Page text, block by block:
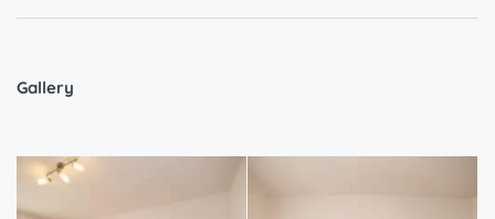
Gallery